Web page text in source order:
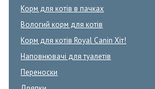
Корм для котів в пачках
Вологий корм для котів
Корм для котів Royal Canin Хіт!
Наповнювачі для туалетів
Переноски